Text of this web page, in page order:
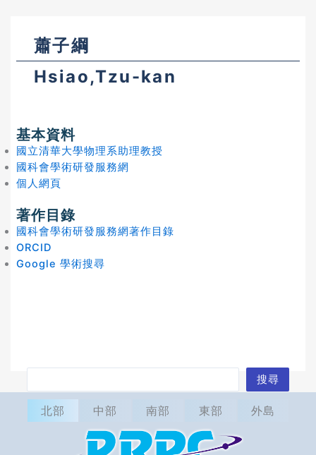
蕭子綱
Hsiao,Tzu-kan
基本資料
國立清華大學物理系助理教授
國科會學術研發服務網
個人網頁
著作目錄
國科會學術研發服務網著作目錄
ORCID
Google 學術搜尋
尋
搜尋
北部 中部 南部 東部 外島